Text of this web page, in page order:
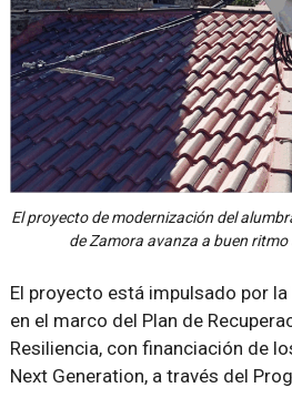
El proyecto de modernización del
de Zamora avanza a buen
El proyecto está impulsado por
en el marco del Plan de
Resiliencia, con financiación de
Next Generation, a través del